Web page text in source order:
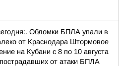
Обломки БПЛА упали в
от Краснодара Штормовое
на Кубани с 8 по 10 августа
от атаки БПЛА